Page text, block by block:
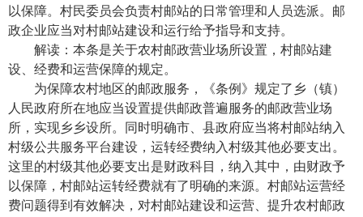
以保障。村民委员会负责村邮站的日常管理和人员选派。邮
政企业应当对村邮站建设和运行给予指导和支持。
解读：本条是关于农村邮政营业场所设置，村邮站建
设、经费和运营保障的规定。
为保障农村地区的邮政服务，《条例》规定了乡（镇）
人民政府所在地应当设置提供邮政普遍服务的邮政营业场
所，实现乡乡设所。同时明确市、县政府应当将村邮站纳入
村级公共服务平台建设，运转经费纳入村级其他必要支出。
这里的村级其他必要支出是财政科目，纳入其中，由财政予
以保障，村邮站运转经费就有了明确的来源。村邮站运营经
费问题得到有效解决，对村邮站建设和运营、提升农村邮政